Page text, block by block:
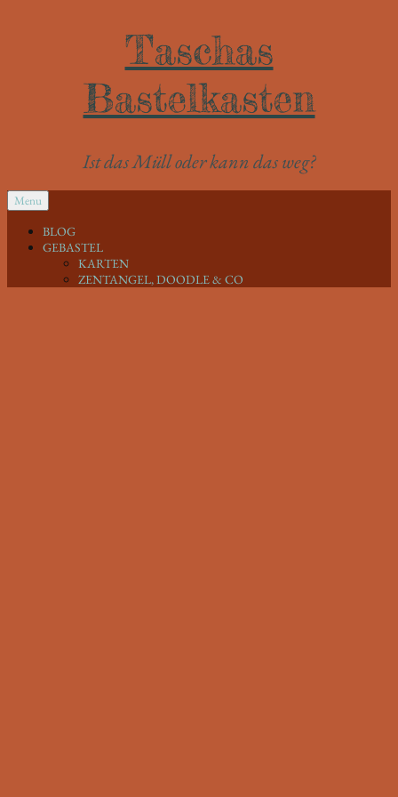
Taschas
Bastelkasten
Ist das Müll oder kann das weg?
Menu SKIP
TO
CONTENT
BLOG
GEBASTEL
KARTEN
ZENTANGEL, DOODLE & CO